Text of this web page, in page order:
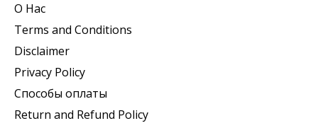
О Нас
Terms and Conditions
Disclaimer
Privacy Policy
Способы оплаты
Return and Refund Policy